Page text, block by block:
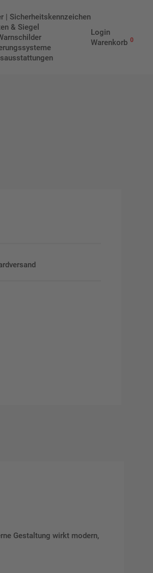
| Sicherheitskennzeichen
& Siegel
Login
Warenkorb 0
Gestaltung wirkt modern,